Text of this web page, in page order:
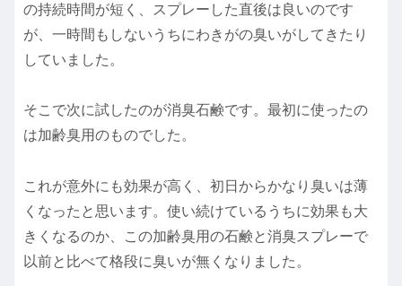
の持続時間が短く、スプレーした直後は良いのです
が、一時間もしないうちにわきがの臭いがしてきたり
していました。
そこで次に試したのが消臭石鹸です。最初に使ったの
は加齢臭用のものでした。
これが意外にも効果が高く、初日からかなり臭いは薄
くなったと思います。使い続けているうちに効果も大
きくなるのか、この加齢臭用の石鹸と消臭スプレーで
以前と比べて格段に臭いが無くなりました。